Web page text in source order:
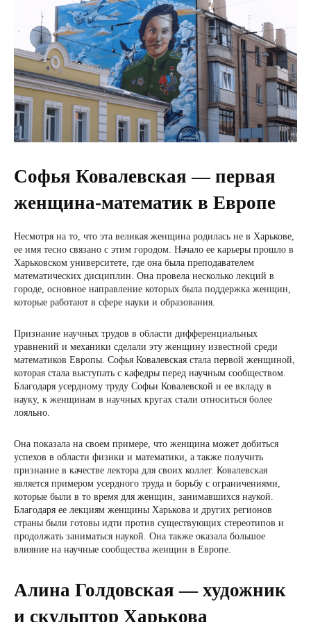
Софья Ковалевская — первая
женщина-математик в Европе
Несмотря на то, что эта великая женщина родилась не в Харькове,
ее имя тесно связано с этим городом. Начало ее карьеры прошло в
Харьковском университете, где она была преподавателем
математических дисциплин. Она провела несколько лекций в
городе, основное направление которых была поддержка женщин,
которые работают в сфере науки и образования.
Признание научных трудов в области дифференциальных
уравнений и механики сделали эту женщину известной среди
математиков Европы. Софья Ковалевская стала первой женщиной,
которая стала выступать с кафедры перед научным сообществом.
Благодаря усердному труду Софьи Ковалевской и ее вкладу в
науку, к женщинам в научных кругах стали относиться более
лояльно.
Она показала на своем примере, что женщина может добиться
успехов в области физики и математики, а также получить
признание в качестве лектора для своих коллег. Ковалевская
является примером усердного труда и борьбу с ограничениями,
которые были в то время для женщин, занимавшихся наукой.
Благодаря ее лекциям женщины Харькова и других регионов
страны были готовы идти против существующих стереотипов и
продолжать заниматься наукой. Она также оказала большое
влияние на научные сообщества женщин в Европе.
Алина Голдовская — художник
и скульптор Харькова